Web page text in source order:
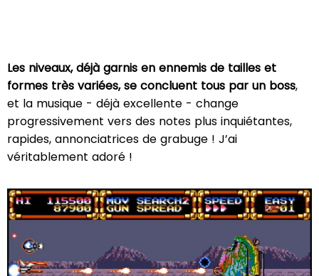
Les niveaux, déjà garnis en ennemis de tailles et
formes très variées, se concluent tous par un boss,
et la musique - déjà excellente - change
progressivement vers des notes plus inquiétantes,
rapides, annonciatrices de grabuge ! J’ai
véritablement adoré !